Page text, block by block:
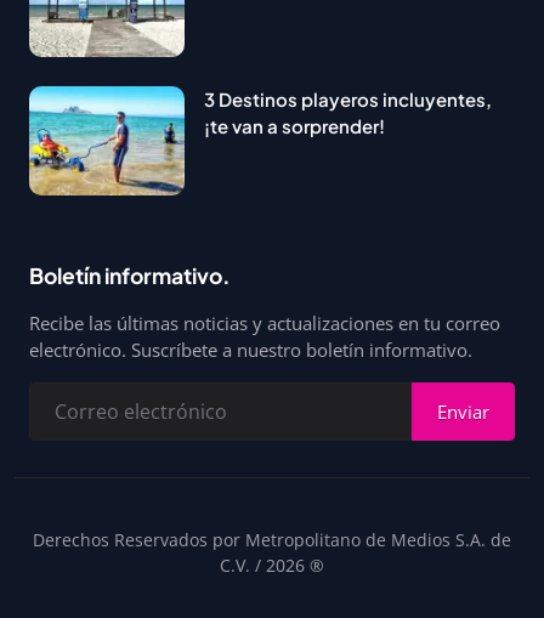
3 Destinos playeros incluyentes,
¡te van a sorprender!
Boletín informativo.
Recibe las últimas noticias y actualizaciones en tu correo
electrónico. Suscríbete a nuestro boletín informativo.
Enviar
Derechos Reservados por Metropolitano de Medios S.A. de
C.V. / 2026 ®